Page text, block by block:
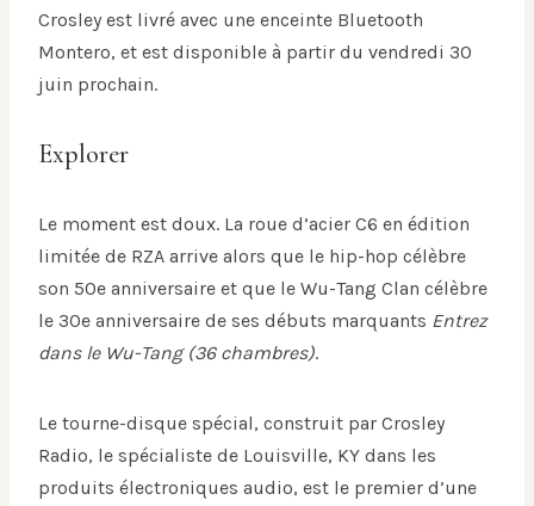
Crosley est livré avec une enceinte Bluetooth
Montero, et est disponible à partir du vendredi 30
juin prochain.
Explorer
Le moment est doux. La roue d’acier C6 en édition
limitée de RZA arrive alors que le hip-hop célèbre
son 50e anniversaire et que le Wu-Tang Clan célèbre
le 30e anniversaire de ses débuts marquants Entrez
dans le Wu-Tang (36 chambres).
Le tourne-disque spécial, construit par Crosley
Radio, le spécialiste de Louisville, KY dans les
produits électroniques audio, est le premier d’une